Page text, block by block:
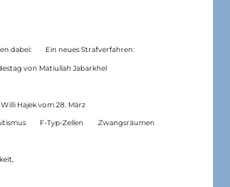
dabei: Ein neues Strafverfahren:
von Matiul­lah Jabarkhel
Hajek vom 28. März
F-Typ-Zellen Zwangsräumen